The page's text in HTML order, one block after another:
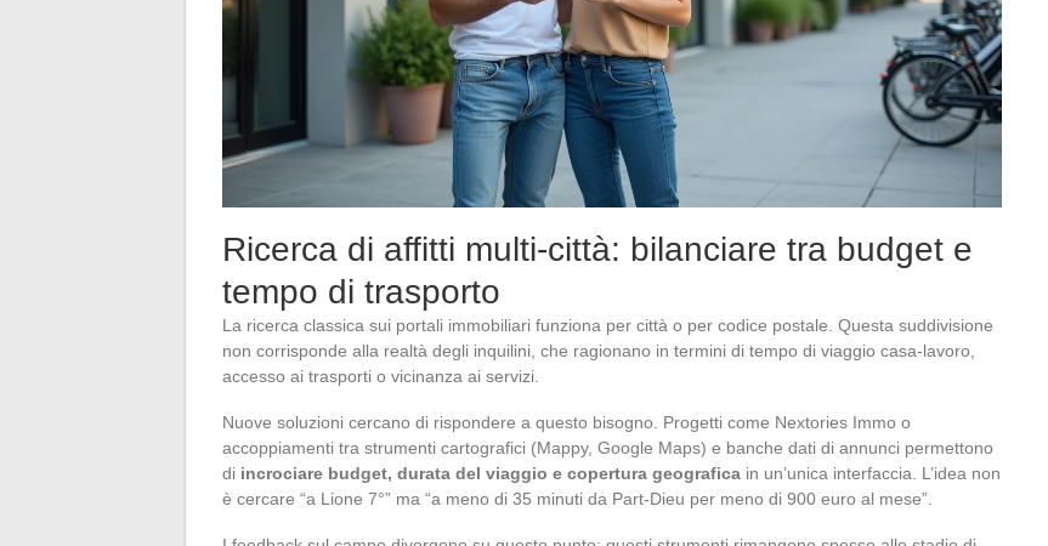
Ricerca di affitti multi-città: bilanciare tra budget e
tempo di trasporto
La ricerca classica sui portali immobiliari funziona per città o per codice postale. Questa suddivisione
non corrisponde alla realtà degli inquilini, che ragionano in termini di tempo di viaggio casa-lavoro,
accesso ai trasporti o vicinanza ai servizi.
Nuove soluzioni cercano di rispondere a questo bisogno. Progetti come Nextories Immo o
accoppiamenti tra strumenti cartografici (Mappy, Google Maps) e banche dati di annunci permettono
di incrociare budget, durata del viaggio e copertura geografica in un’unica interfaccia. L’idea non
è cercare “a Lione 7°” ma “a meno di 35 minuti da Part-Dieu per meno di 900 euro al mese”.